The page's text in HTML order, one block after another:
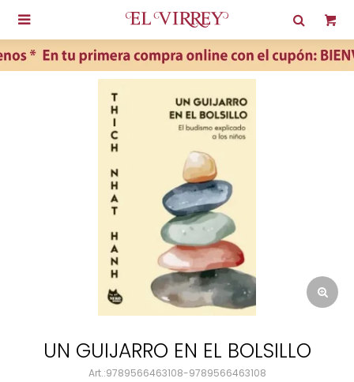

UN GUIJARRO EN EL BOLSILLO
9789566463108-9789566463108